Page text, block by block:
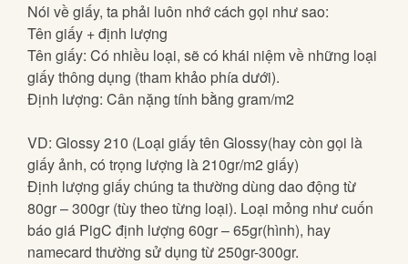
Nói về giấy, ta phải luôn nhớ cách gọi như sao:
Tên giấy + định lượng
Tên giấy: Có nhiều loại, sẽ có khái niệm về những loại
giấy thông dụng (tham khảo phía dưới).
Định lượng: Cân nặng tính bằng gram/m2
VD: Glossy 210 (Loại giấy tên Glossy(hay còn gọi là
giấy ảnh, có trọng lượng là 210gr/m2 giấy)
Định lượng giấy chúng ta thường dùng dao động từ
80gr – 300gr (tùy theo từng loại). Loại mỏng như cuốn
báo giá PigC định lượng 60gr – 65gr(hình), hay
namecard thường sử dụng từ 250gr-300gr.